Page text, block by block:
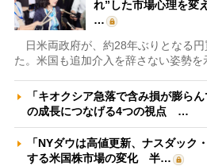
れ”した市場心理を変
…
日米両政府が、約28年ぶりとなる円
た。米国も追加介入を辞さない姿勢
「キオクシア急落で含み損が膨ら
の成長につなげる4つの視点 …
「NYダウは高値更新、ナスダック
する米国株市場の変化 半…